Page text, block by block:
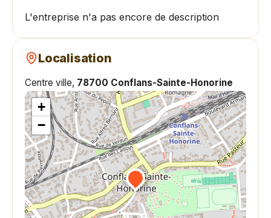
L'entreprise n'a pas encore de description
Localisation
Centre ville, 78700 Conflans-Sainte-Honorine
+
−